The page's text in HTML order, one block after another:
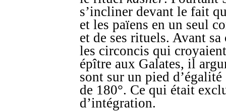
s’incliner devant le fait
et les païens en un seul
et de ses rituels. Avant
les circoncis qui
épître aux Galates, il
sont sur un pied
de 180°. Ce qui était
d’intégration.